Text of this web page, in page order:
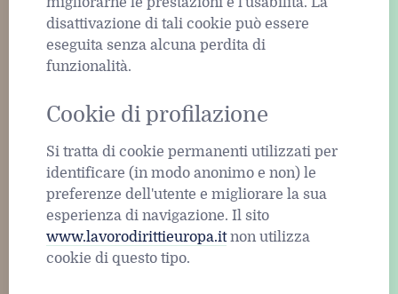
disattivazione di tali cookie può essere
eseguita senza alcuna perdita di
funzionalità.
Cookie di profilazione
Si tratta di cookie permanenti utilizzati per
identificare (in modo anonimo e non) le
preferenze dell'utente e migliorare la sua
esperienza di navigazione. Il sito
www.lavorodirittieuropa.itnon utilizza
cookie di questo tipo.